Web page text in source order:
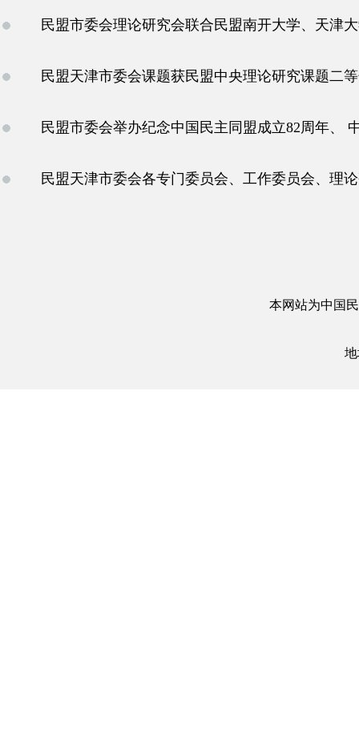
民盟市委会理论研究会联合民盟南开大学、天津
民盟天津市委会课题获民盟中央理论研究课题二
民盟市委会举办纪念中国民主同盟成立82周年、
民盟天津市委会各专门委员会、工作委员会、理
本网站为中国